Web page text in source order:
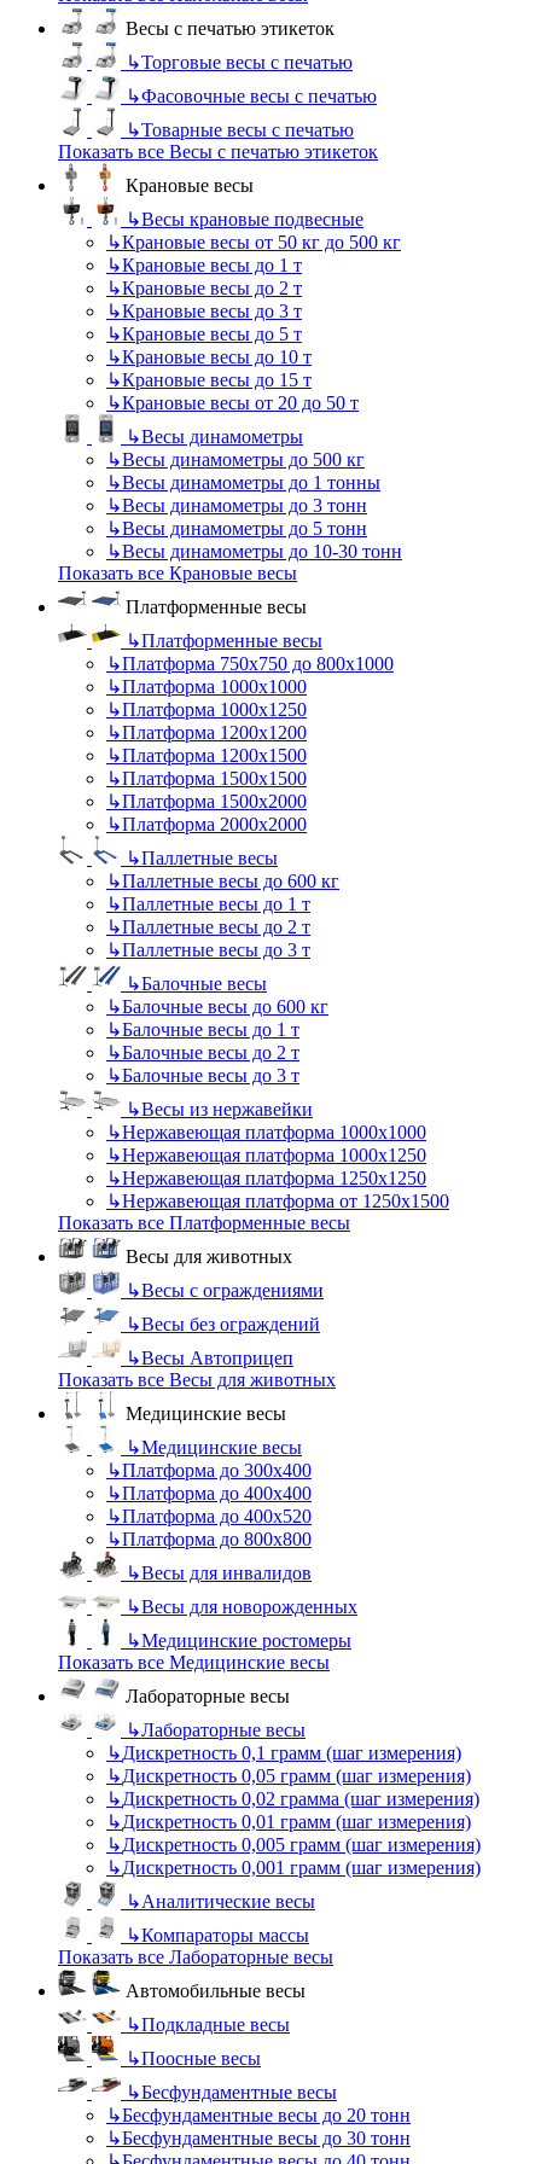
Весы с печатью этикеток
↳Торговые весы с печатью
↳Фасовочные весы с печатью
↳Товарные весы с печатью
Показать все Весы с печатью этикеток
Крановые весы
↳Весы крановые подвесные
↳Крановые весы от 50 кг до 500 кг
↳Крановые весы до 1 т
↳Крановые весы до 2 т
↳Крановые весы до 3 т
↳Крановые весы до 5 т
↳Крановые весы до 10 т
↳Крановые весы до 15 т
↳Крановые весы от 20 до 50 т
↳Весы динамометры
↳Весы динамометры до 500 кг
↳Весы динамометры до 1 тонны
↳Весы динамометры до 3 тонн
↳Весы динамометры до 5 тонн
↳Весы динамометры до 10-30 тонн
Показать все Крановые весы
Платформенные весы
↳Платформенные весы
↳Платформа 750х750 до 800х1000
↳Платформа 1000х1000
↳Платформа 1000х1250
↳Платформа 1200х1200
↳Платформа 1200х1500
↳Платформа 1500х1500
↳Платформа 1500х2000
↳Платформа 2000х2000
↳Паллетные весы
↳Паллетные весы до 600 кг
↳Паллетные весы до 1 т
↳Паллетные весы до 2 т
↳Паллетные весы до 3 т
↳Балочные весы
↳Балочные весы до 600 кг
↳Балочные весы до 1 т
↳Балочные весы до 2 т
↳Балочные весы до 3 т
↳Весы из нержавейки
↳Нержавеющая платформа 1000х1000
↳Нержавеющая платформа 1000х1250
↳Нержавеющая платформа 1250х1250
↳Нержавеющая платформа от 1250х1500
Показать все Платформенные весы
Весы для животных
↳Весы с ограждениями
↳Весы без ограждений
↳Весы Автоприцеп
Показать все Весы для животных
Медицинские весы
↳Медицинские весы
↳Платформа до 300х400
↳Платформа до 400х400
↳Платформа до 400х520
↳Платформа до 800х800
↳Весы для инвалидов
↳Весы для новорожденных
↳Медицинские ростомеры
Показать все Медицинские весы
Лабораторные весы
↳Лабораторные весы
↳Дискретность 0,1 грамм (шаг измерения)
↳Дискретность 0,05 грамм (шаг измерения)
↳Дискретность 0,02 грамма (шаг измерения)
↳Дискретность 0,01 грамм (шаг измерения)
↳Дискретность 0,005 грамм (шаг измерения)
↳Дискретность 0,001 грамм (шаг измерения)
↳Аналитические весы
↳Компараторы массы
Показать все Лабораторные весы
Автомобильные весы
↳Подкладные весы
↳Поосные весы
↳Бесфундаментные весы
↳Бесфундаментные весы до 20 тонн
↳Бесфундаментные весы до 30 тонн